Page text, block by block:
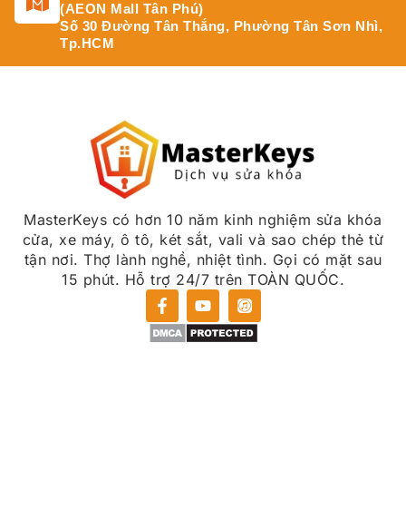
(AEON Mall Tân Phú)
Số 30 Đường Tân Thắng, Phường Tân Sơn Nhì,
Tp.HCM
MasterKeys có hơn 10 năm kinh nghiệm sửa khóa
cửa, xe máy, ô tô, két sắt, vali và sao chép thẻ từ
tận nơi. Thợ lành nghề, nhiệt tình. Gọi có mặt sau
15 phút. Hỗ trợ 24/7 trên TOÀN QUỐC.